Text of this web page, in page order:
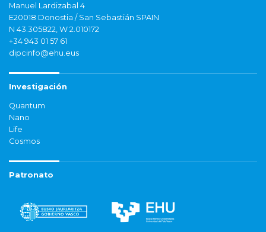
Manuel Lardizabal 4
E20018 Donostia / San Sebastián SPAIN
N 43.305822, W 2.010172
+34 943 01 57 61
dipcinfo@ehu.eus
Investigación
Quantum
Nano
Life
Cosmos
Patronato